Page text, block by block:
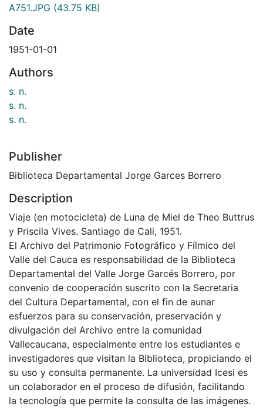
A751.JPG (43.75 KB)
Date
1951-01-01
Authors
s. n.
s. n.
s. n.
Publisher
Biblioteca Departamental Jorge Garces Borrero
Description
Viaje (en motocicleta) de Luna de Miel de Theo Buttrus
y Priscila Vives. Santiago de Cali, 1951.
El Archivo del Patrimonio Fotográfico y Fílmico del
Valle del Cauca es responsabilidad de la Biblioteca
Departamental del Valle Jorge Garcés Borrero, por
convenio de cooperación suscrito con la Secretaria
del Cultura Departamental, con el fin de aunar
esfuerzos para su conservación, preservación y
divulgación del Archivo entre la comunidad
Vallecaucana, especialmente entre los estudiantes e
investigadores que visitan la Biblioteca, propiciando el
su uso y consulta permanente. La universidad Icesi es
un colaborador en el proceso de difusión, facilitando
la tecnología que permite la consulta de las imágenes.